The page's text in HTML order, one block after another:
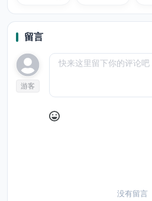
留言
游客
没有留言